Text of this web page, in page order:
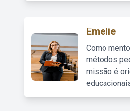
Emelie
Como
métodos
missão é